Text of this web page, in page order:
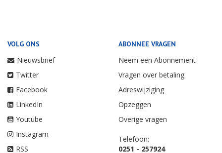
VOLG ONS
Nieuwsbrief
Twitter
Facebook
LinkedIn
Youtube
Instagram
RSS
ABONNEE VRAGEN
Neem een Abonnement
Vragen over betaling
Adreswijziging
Opzeggen
Overige vragen
Telefoon:
0251 - 257924